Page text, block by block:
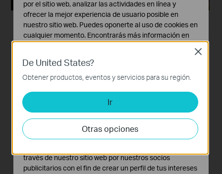
Compatible con TP-Link
Este router es compatible con los productos
TP-Link OneMesh para crear una red Mesh más
estable y rápida con un solo nombre red y con
cobertura para todo el hogar.
El repetidor Wi-Fi y el adaptador PLC Powerline se venden
por separado.
De United States?
Obtener productos, eventos y servicios para su región.
Ir
Otras opciones
Close
por el sitio web, analizar las actividades en línea y
ofrecer la mejor experiencia de usuario posible en
nuestro sitio web. Puedes oponerte al uso de cookies en
cualquier momento. Encontrarás más información en
Cookies Básicas
Estas cookies son necesarias para el funcionamiento
del sitio web y no pueden desactivarse en tu sistema.
Cookies de Análisis y de Marketing
Las cookies de análisis nos permiten analizar tus
actividades en nuestro sitio web con el fin de mejorar y
adaptar la funcionalidad del mismo.
través de nuestro sitio web por nuestros socios
publicitarios con el fin de crear un perfil de tus intereses